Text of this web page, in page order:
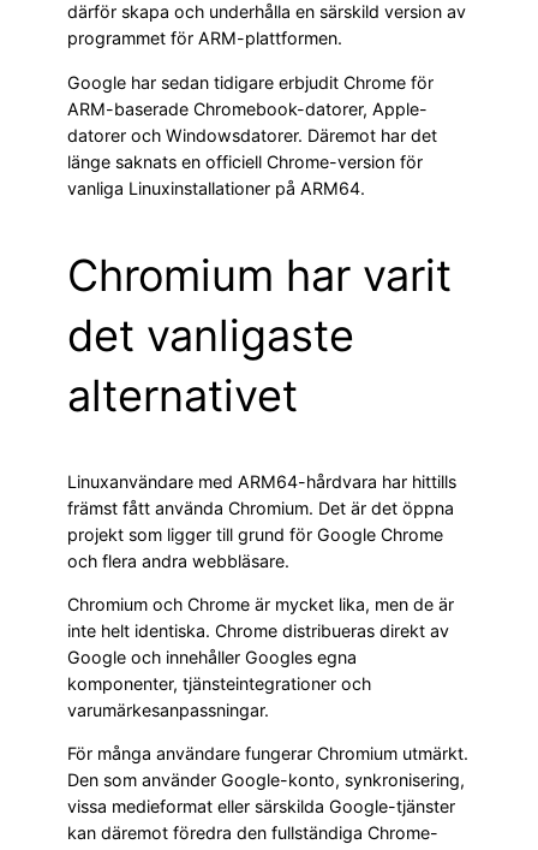
därför skapa och underhålla en särskild version av
programmet för ARM-plattformen.
Google har sedan tidigare erbjudit Chrome för
ARM-baserade Chromebook-datorer, Apple-
datorer och Windowsdatorer. Däremot har det
länge saknats en officiell Chrome-version för
vanliga Linuxinstallationer på ARM64.
Chromium har varit
det vanligaste
alternativet
Linuxanvändare med ARM64-hårdvara har hittills
främst fått använda Chromium. Det är det öppna
projekt som ligger till grund för Google Chrome
och flera andra webbläsare.
Chromium och Chrome är mycket lika, men de är
inte helt identiska. Chrome distribueras direkt av
Google och innehåller Googles egna
komponenter, tjänsteintegrationer och
varumärkesanpassningar.
För många användare fungerar Chromium utmärkt.
Den som använder Google-konto, synkronisering,
vissa medieformat eller särskilda Google-tjänster
kan däremot föredra den fullständiga Chrome-